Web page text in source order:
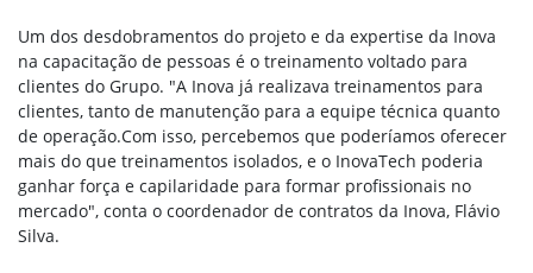
Um dos desdobramentos do projeto e da expertise da Inova
na capacitação de pessoas é o treinamento voltado para
clientes do Grupo. "A Inova já realizava treinamentos para
clientes, tanto de manutenção para a equipe técnica quanto
de operação.Com isso, percebemos que poderíamos oferecer
mais do que treinamentos isolados, e o InovaTech poderia
ganhar força e capilaridade para formar profissionais no
mercado", conta o coordenador de contratos da Inova, Flávio
Silva.